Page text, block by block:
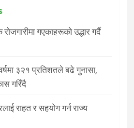
गएकाहरूको उद्धार गर्दै
३२१ प्रतिशतले बढे गुनासा,
गरिँदै
राहत र सहयोग गर्न राज्य